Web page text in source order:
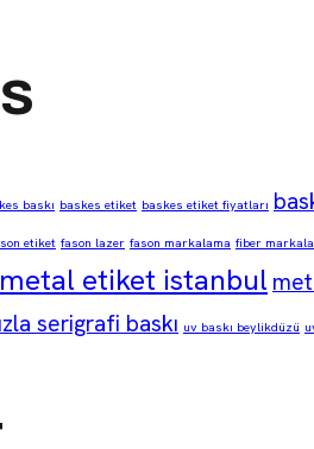
baskı baskes etiket baskes etiket fiyatları
etiket fason lazer fason markalama fiber
metal etiket istanbul
serigrafi baskı uv baskı beylikdüzü